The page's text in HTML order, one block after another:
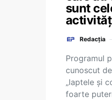
sunt
Redacția
Programul
cunoscut
„laptele și
foarte